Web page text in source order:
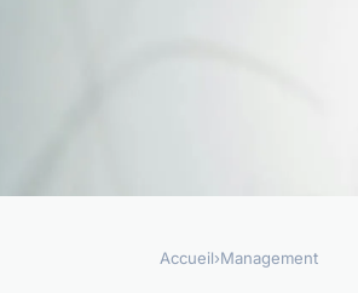
Accueil›Management